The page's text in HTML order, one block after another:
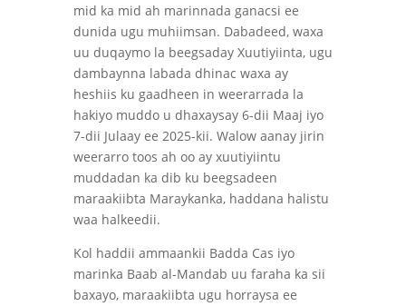
mid ka mid ah marinnada ganacsi ee
dunida ugu muhiimsan. Dabadeed, waxa
uu duqaymo la beegsaday Xuutiyiinta, ugu
dambaynna labada dhinac waxa ay
heshiis ku gaadheen in weerarrada la
hakiyo muddo u dhaxaysay 6-dii Maaj iyo
7-dii Julaay ee 2025-kii. Walow aanay jirin
weerarro toos ah oo ay xuutiyiintu
muddadan ka dib ku beegsadeen
maraakiibta Maraykanka, haddana halistu
waa halkeedii.
Kol haddii ammaankii Badda Cas iyo
marinka Baab al-Mandab uu faraha ka sii
baxayo, maraakiibta ugu horraysa ee